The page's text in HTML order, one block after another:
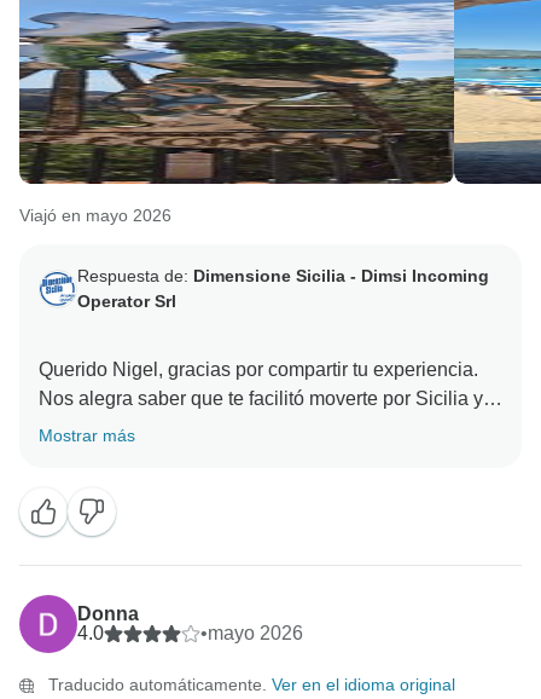
Viajó en mayo 2026
Respuesta de: Dimensione Sicilia - Dimsi Incoming
Operator Srl
Querido Nigel, gracias por compartir tu experiencia.
Nos alegra saber que te facilitó moverte por Sicilia y
te ayudó a evitar el estrés de conducir y aparcar.
tomado la molestia de compartirlas.
Esperamos que lo hayas pasado de maravilla
explorando Sicilia y estaremos encantados de volver
Mostrar más
Donna
4.0
•mayo 2026
Traducido automáticamente. Ver en el idioma original